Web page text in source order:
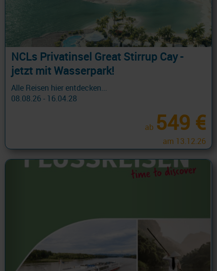
NCLs Privatinsel Great Stirrup Cay -
jetzt mit Wasserpark!
Alle Reisen hier entdecken...
08.08.26 - 16.04.28
ab 549 €
am 13.12.26